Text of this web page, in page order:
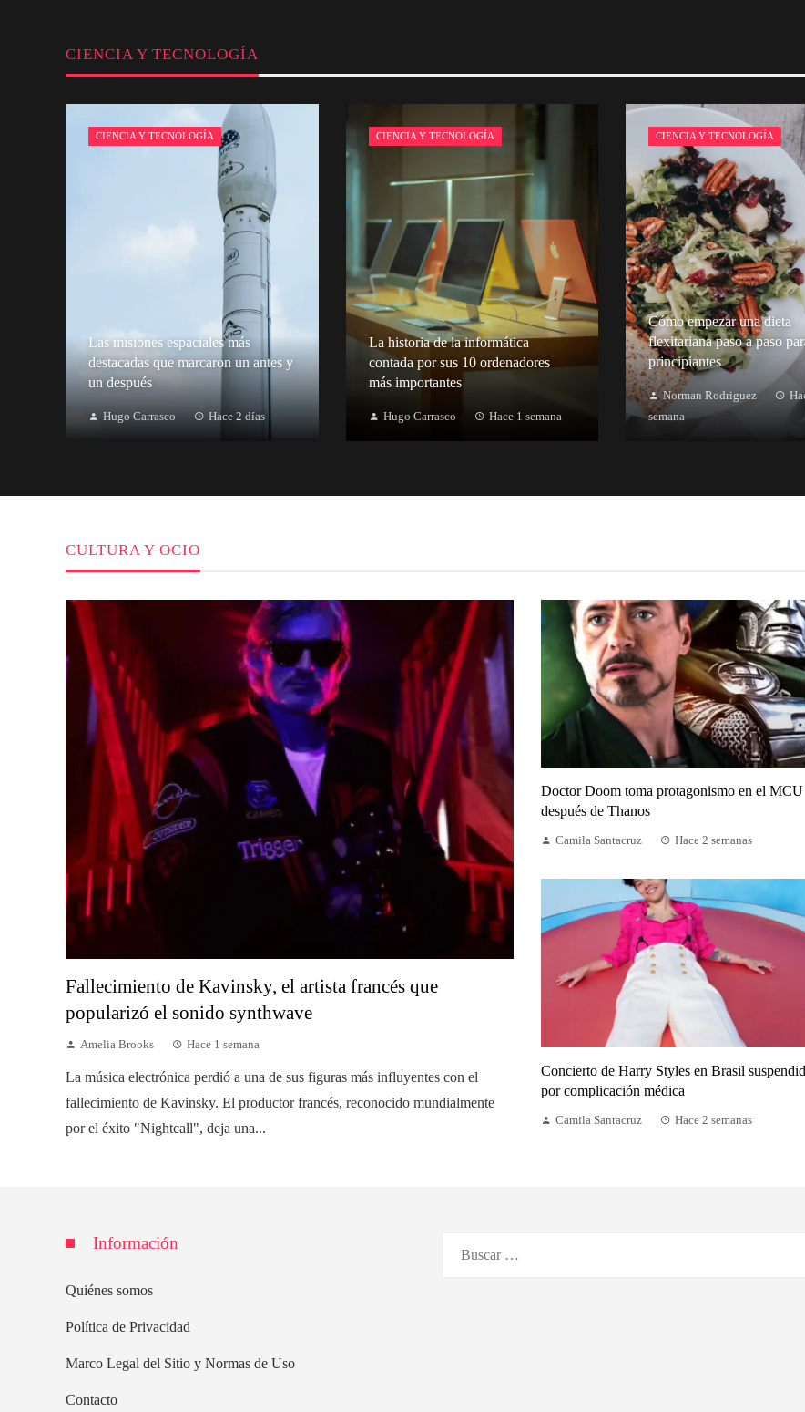
CIENCIA Y TECNOLOGÍA
CIENCIA Y TECNOLOGÍA
Las misiones espaciales más
destacadas que marcaron un antes y
un después
Hugo Carrasco Hace 2 días
CIENCIA Y TECNOLOGÍA
La historia de la informática
contada por sus 10 ordenadores
más importantes
Hugo Carrasco Hace 1 semana
CIENCIA Y TECNOLOGÍA
Cómo empezar una dieta
flexitariana paso a paso
principiantes
Norman Rodriguez
semana
CULTURA Y OCIO
Fallecimiento de Kavinsky, el artista francés que
popularizó el sonido synthwave
Amelia Brooks Hace 1 semana
La música electrónica perdió a una de sus figuras más influyentes con el
fallecimiento de Kavinsky. El productor francés, reconocido mundialmente
por el éxito "Nightcall", deja una...
Doctor Doom toma protagonismo en el MCU
después de Thanos
Camila Santacruz Hace 2 semanas
Concierto de Harry Styles en Brasil
por complicación médica
Camila Santacruz Hace 2 semanas
Información
Quiénes somos
Política de Privacidad
Marco Legal del Sitio y Normas de Uso
Contacto